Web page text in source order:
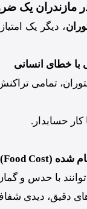
مازندران یک
، دیگر یک
با خطای انسانی
تمامی
حسابدار.
شده (Food Cost)
با حدس و
دقیق، دیدی